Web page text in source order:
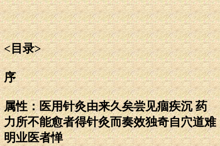
<目录>
序
属性：医用针灸由来久矣尝见痼疾沉 药
力所不能愈者得针灸而奏效独奇自穴道难
明业医者惮